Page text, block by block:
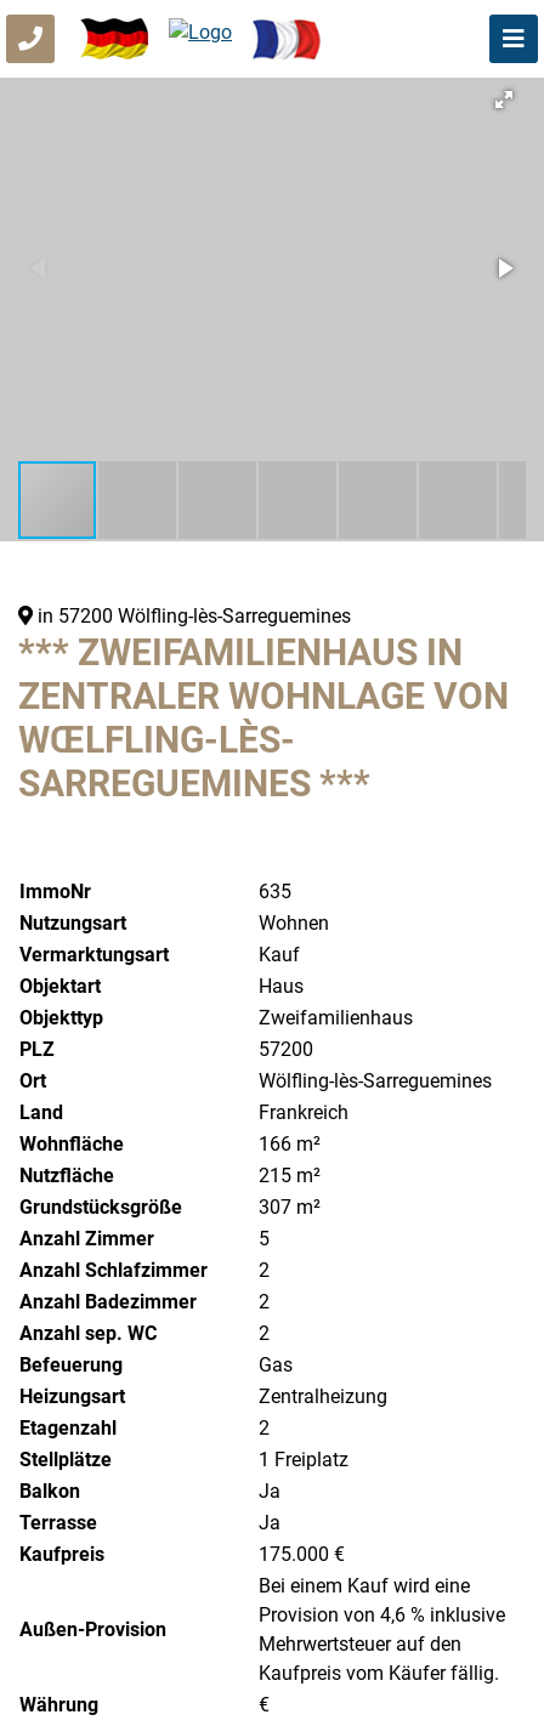
in 57200 Wölfling-lès-Sarreguemines
*** ZWEIFAMILIENHAUS IN
ZENTRALER WOHNLAGE VON
WŒLFLING-LÈS-
SARREGUEMINES ***
ImmoNr
635
Nutzungsart
Wohnen
Vermarktungsart
Kauf
Objektart
Haus
Objekttyp
Zweifamilienhaus
PLZ
57200
Ort
Wölfling-lès-Sarreguemines
Land
Frankreich
Wohnfläche
166 m²
Nutzfläche
215 m²
Grundstücksgröße
307 m²
Anzahl Zimmer
5
Anzahl Schlafzimmer
2
Anzahl Badezimmer
2
Anzahl sep. WC
2
Befeuerung
Gas
Heizungsart
Zentralheizung
Etagenzahl
2
Stellplätze
1 Freiplatz
Balkon
Ja
Terrasse
Ja
Kaufpreis
175.000 €
Außen-Provision
Bei einem Kauf wird eine
Provision von 4,6 % inklusive
Mehrwertsteuer auf den
Kaufpreis vom Käufer fällig.
Währung
€